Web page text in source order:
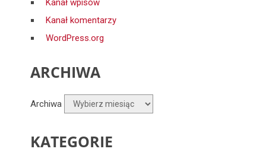
Kanał wpisów
Kanał komentarzy
WordPress.org
ARCHIWA
Archiwa
KATEGORIE